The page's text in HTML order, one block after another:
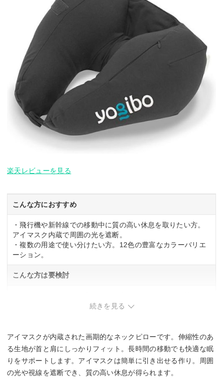
楽天レビューを見る
こんな方におすすめ
・飛行機や新幹線での移動中に質の高い休息を取りたい方。
アイマスク内蔵で周囲の光を遮断。
・複数の用途で使い分けたい方。12色の豊富なカラーバリエ
ーション。
こんな方は要検討
圧迫しない持ち運びが必須。続きを見る
アイマスクが内蔵された画期的なネックピローです。伸縮性のあ
る生地が首と肩にしっかりフィット。長時間の移動でも快適な眠
りをサポートします。アイマスクは簡単に引き出せる作り。周囲
の光や視線を遮断でき、質の高い休息が得られます。